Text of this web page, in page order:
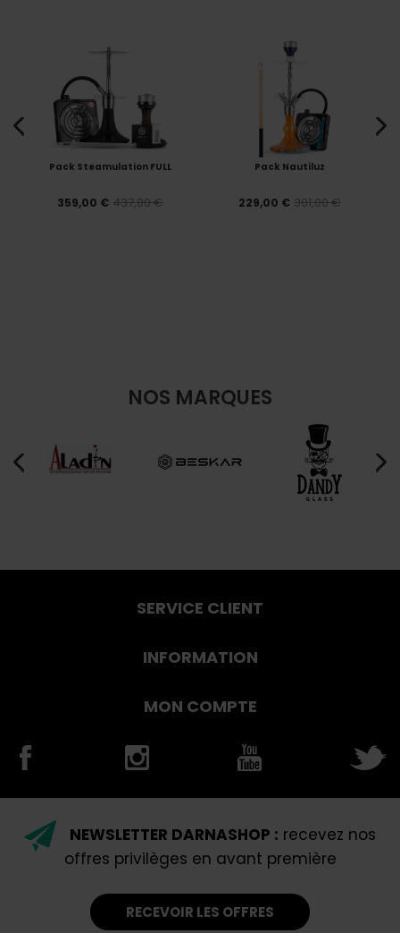
Pack Steamulation FULL
359,00 € 437,80 €
Pack Nautiluz
229,00 € 301,00 €
NOS MARQUES
SERVICE CLIENT
INFORMATION
MON COMPTE
NEWSLETTER DARNASHOP : recevez nos
offres privilèges en avant première
RECEVOIR LES OFFRES